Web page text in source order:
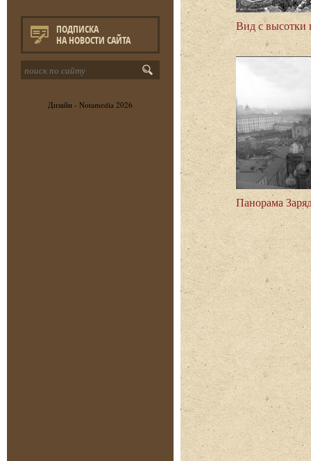
ПОДПИСКА
НА НОВОСТИ САЙТА
Дизайн - Notamedia 2026
Вид с высотки
Панорама